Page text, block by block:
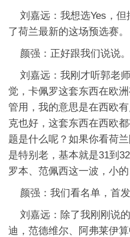
刘嘉远：我想选Yes，但
了荷兰最新的这场预选赛。
颜强：正好跟我们说说。
刘嘉远：我刚才听郭老
觉，卡佩罗这套东西在欧
管用，我的意思是在西欧
克也好，这套东西在西欧
题是什么呢？如果你看荷
是特别老，基本就是31到
罗本、范佩西这一波，小
颜强：我们看名单，首发
刘嘉远：除了我刚刚说
迪，范德维尔、阿弗莱伊